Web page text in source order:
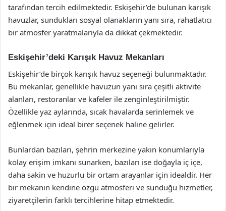
tarafından tercih edilmektedir. Eskişehir’de bulunan karışık
havuzlar, sundukları sosyal olanakların yanı sıra, rahatlatıcı
bir atmosfer yaratmalarıyla da dikkat çekmektedir.
Eskişehir’deki Karışık Havuz Mekanları
Eskişehir’de birçok karışık havuz seçeneği bulunmaktadır.
Bu mekanlar, genellikle havuzun yanı sıra çeşitli aktivite
alanları, restoranlar ve kafeler ile zenginleştirilmiştir.
Özellikle yaz aylarında, sıcak havalarda serinlemek ve
eğlenmek için ideal birer seçenek haline gelirler.
Bunlardan bazıları, şehrin merkezine yakın konumlarıyla
kolay erişim imkanı sunarken, bazıları ise doğayla iç içe,
daha sakin ve huzurlu bir ortam arayanlar için idealdir. Her
bir mekanın kendine özgü atmosferi ve sunduğu hizmetler,
ziyaretçilerin farklı tercihlerine hitap etmektedir.